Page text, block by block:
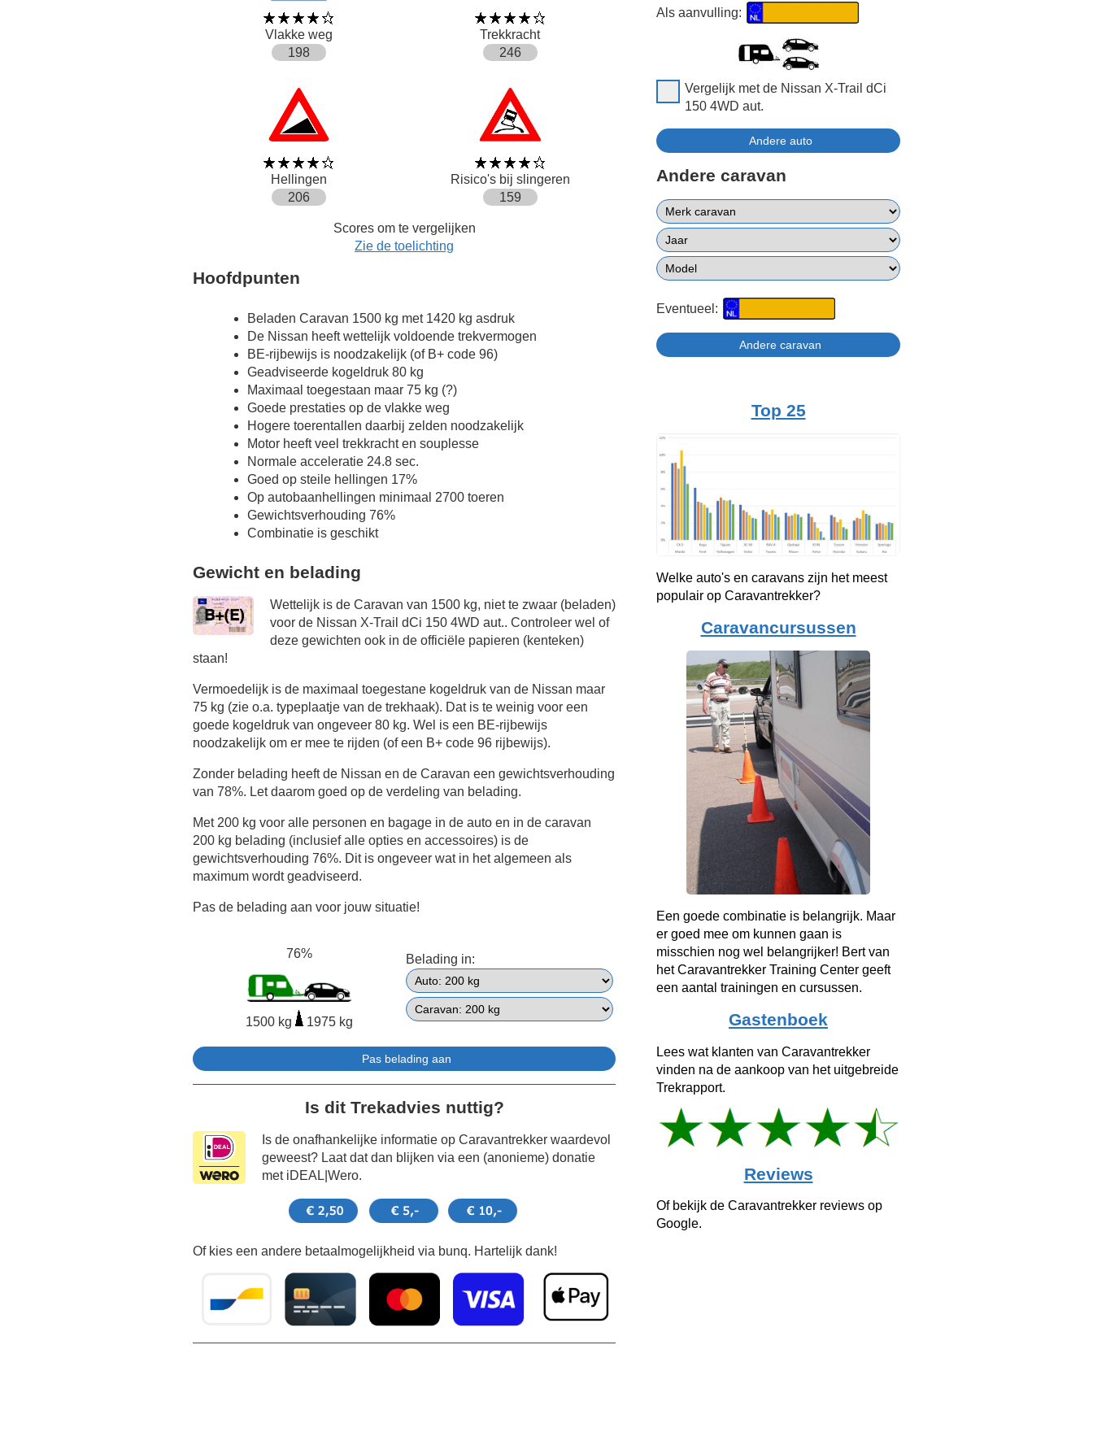
Vlakke weg
Trekkracht
198
246
Hellingen
Risico's bij slingeren
206
159
Scores om te vergelijken
Zie de toelichting
Hoofdpunten
Beladen Caravan 1500 kg met 1420 kg asdruk
De Nissan heeft wettelijk voldoende trekvermogen
BE-rijbewijs is noodzakelijk (of B+ code 96)
Geadviseerde kogeldruk 80 kg
Maximaal toegestaan maar 75 kg (?)
Goede prestaties op de vlakke weg
Hogere toerentallen daarbij zelden noodzakelijk
Motor heeft veel trekkracht en souplesse
Normale acceleratie 24.8 sec.
Goed op steile hellingen 17%
Op autobaanhellingen minimaal 2700 toeren
Gewichtsverhouding 76%
Combinatie is geschikt
Gewicht en belading
Wettelijk is de Caravan van 1500 kg, niet te zwaar (beladen)
voor de Nissan X-Trail dCi 150 4WD aut.. Controleer wel of
deze gewichten ook in de officiële papieren (kenteken)
staan!
Vermoedelijk is de maximaal toegestane kogeldruk van de Nissan maar
75 kg (zie o.a. typeplaatje van de trekhaak). Dat is te weinig voor een
goede kogeldruk van ongeveer 80 kg. Wel is een BE-rijbewijs
noodzakelijk om er mee te rijden (of een B+ code 96 rijbewijs).
Zonder belading heeft de Nissan en de Caravan een gewichtsverhouding
van 78%. Let daarom goed op de verdeling van belading.
Met 200 kg voor alle personen en bagage in de auto en in de caravan
200 kg belading (inclusief alle opties en accessoires) is de
gewichtsverhouding 76%. Dit is ongeveer wat in het algemeen als
maximum wordt geadviseerd.
Pas de belading aan voor jouw situatie!
76%
1500 kg 1975 kg
Belading in:
Is dit Trekadvies nuttig?
Is de onafhankelijke informatie op Caravantrekker waardevol
geweest? Laat dat dan blijken via een (anonieme) donatie
met iDEAL|Wero.
Of kies een andere betaalmogelijkheid via bunq. Hartelijk dank!
Als aanvulling:
Vergelijk met de Nissan X-Trail dCi
150 4WD aut.
Andere caravan
Eventueel:
Top 25
Welke auto's en caravans zijn het meest
populair op Caravantrekker?
Caravancursussen
Een goede combinatie is belangrijk. Maar
er goed mee om kunnen gaan is
misschien nog wel belangrijker! Bert van
het Caravantrekker Training Center geeft
een aantal trainingen en cursussen.
Gastenboek
Lees wat klanten van Caravantrekker
vinden na de aankoop van het uitgebreide
Trekrapport.
Reviews
Of bekijk de Caravantrekker reviews op
Google.